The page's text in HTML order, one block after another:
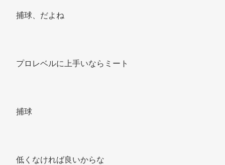
捕球、だよね
プロレベルに上手いならミート
捕球
低くなければ良いからな